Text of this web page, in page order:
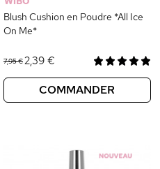
Blush Cushion en Poudre *All Ice
On Me*
7,95 €2,39 €
COMMANDER